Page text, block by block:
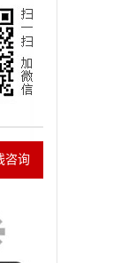
咨询